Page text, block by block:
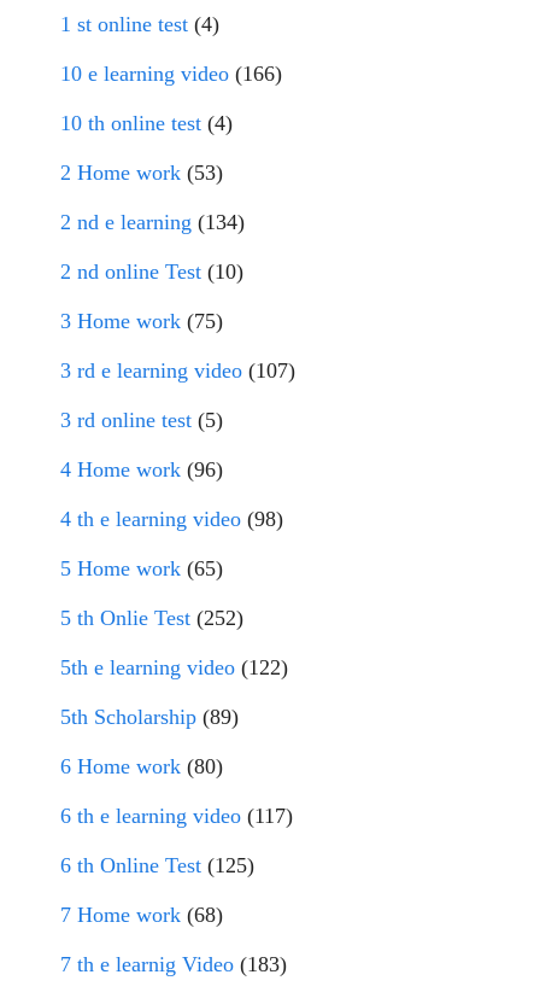
1 st online test (4)
10 e learning video (166)
10 th online test (4)
2 Home work (53)
2 nd e learning (134)
2 nd online Test (10)
3 Home work (75)
3 rd e learning video (107)
3 rd online test (5)
4 Home work (96)
4 th e learning video (98)
5 Home work (65)
5 th Onlie Test (252)
5th e learning video (122)
5th Scholarship (89)
6 Home work (80)
6 th e learning video (117)
6 th Online Test (125)
7 Home work (68)
7 th e learnig Video (183)